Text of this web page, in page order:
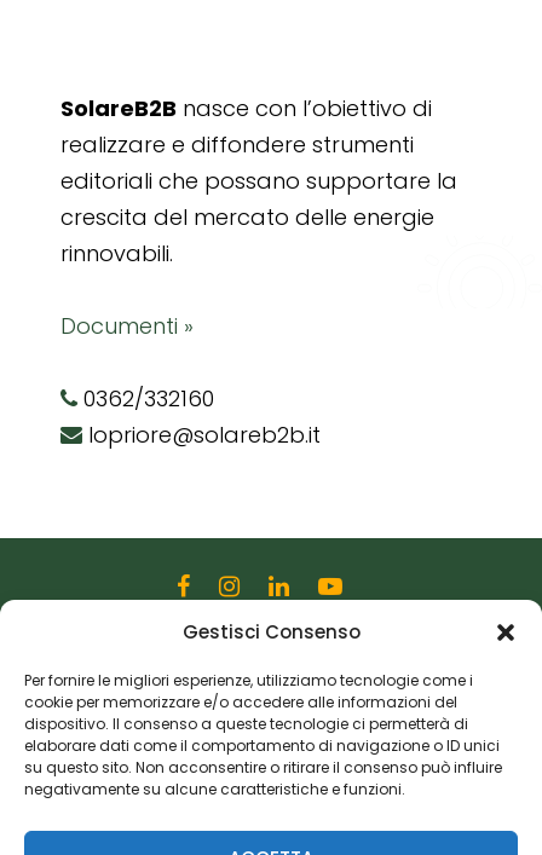
Gestisci Consenso
Per fornire le migliori esperienze, utilizziamo tecnologie come i
cookie per memorizzare e/o accedere alle informazioni del
dispositivo. Il consenso a queste tecnologie ci permetterà di
elaborare dati come il comportamento di navigazione o ID unici
su questo sito. Non acconsentire o ritirare il consenso può influire
negativamente su alcune caratteristiche e funzioni.
SolareB2B nasce con l’obiettivo di
realizzare e diffondere strumenti
editoriali che possano supportare la
crescita del mercato delle energie
rinnovabili.
Documenti »
0362/332160
lopriore@solareb2b.it
Via Martiri della Libertà, 28
20833 Giussano (MB)
P.I. 06982770965
Privacy Policy